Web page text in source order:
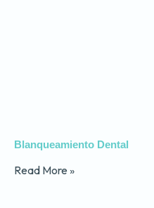
Blanqueamiento Dental
Read More »